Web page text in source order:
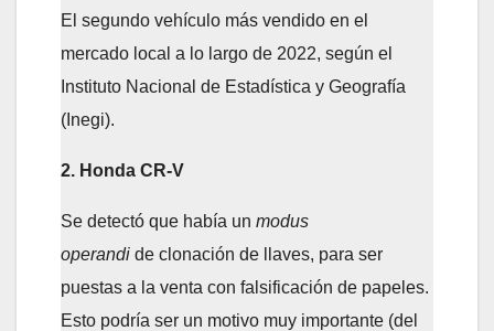
El segundo vehículo más vendido en el
mercado local a lo largo de 2022, según el
Instituto Nacional de Estadística y Geografía
(Inegi).
2. Honda CR-V
Se detectó que había un modus
operandi de clonación de llaves, para ser
puestas a la venta con falsificación de papeles.
Esto podría ser un motivo muy importante (del